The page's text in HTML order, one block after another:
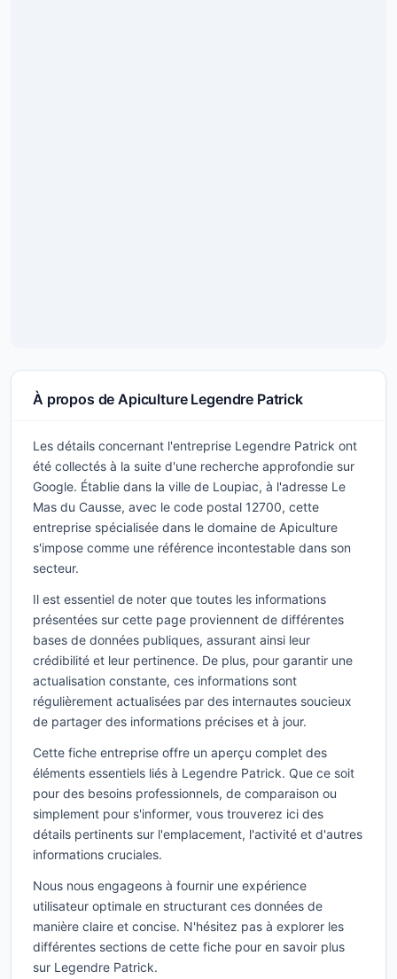
À propos de Apiculture Legendre Patrick
Les détails concernant l'entreprise Legendre Patrick ont
été collectés à la suite d'une recherche approfondie sur
Google. Établie dans la ville de Loupiac, à l'adresse Le
Mas du Causse, avec le code postal 12700, cette
entreprise spécialisée dans le domaine de Apiculture
s'impose comme une référence incontestable dans son
secteur.
Il est essentiel de noter que toutes les informations
présentées sur cette page proviennent de différentes
bases de données publiques, assurant ainsi leur
crédibilité et leur pertinence. De plus, pour garantir une
actualisation constante, ces informations sont
régulièrement actualisées par des internautes soucieux
de partager des informations précises et à jour.
Cette fiche entreprise offre un aperçu complet des
éléments essentiels liés à Legendre Patrick. Que ce soit
pour des besoins professionnels, de comparaison ou
simplement pour s'informer, vous trouverez ici des
détails pertinents sur l'emplacement, l'activité et d'autres
informations cruciales.
Nous nous engageons à fournir une expérience
utilisateur optimale en structurant ces données de
manière claire et concise. N'hésitez pas à explorer les
différentes sections de cette fiche pour en savoir plus
sur Legendre Patrick.